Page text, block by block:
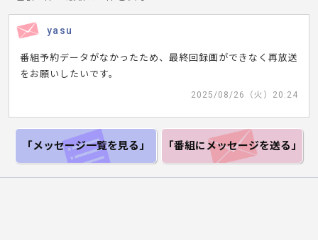
yasu
番組予約データがなかったため、最終回録画ができなく再放送
をお願いしたいです。
2025/08/26（火）20:24
「メッセージ一覧を見る」 「番組にメッセージを送る」